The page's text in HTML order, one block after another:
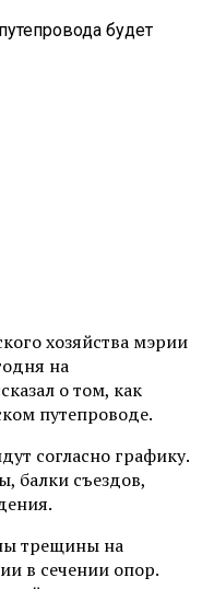
будет
хозяйства мэрии
на
о том, как
путепроводе.
согласно графику.
балки съездов,
трещины на
в сечении опор.